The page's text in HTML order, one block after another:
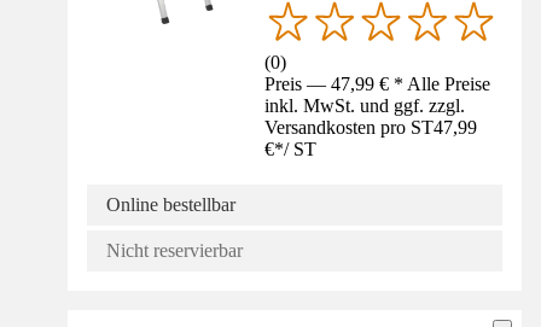
(0)
Preis — 47,99 € * Alle Preise
inkl. MwSt. und ggf. zzgl.
Versandkosten pro ST47,99
€*/ ST
Online bestellbar
Nicht reservierbar